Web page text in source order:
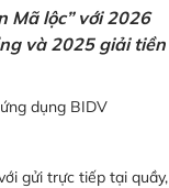
Mã lộc” với 2026
và 2025 giải tiền
dụng BIDV
gửi trực tiếp tại quầy,